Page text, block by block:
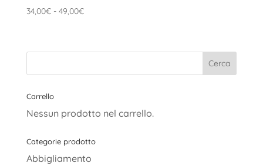
34,00€ - 49,00€Fascia
da
a
Carrello
Nessun prodotto nel carrello.
Categorie prodotto
Abbigliamento